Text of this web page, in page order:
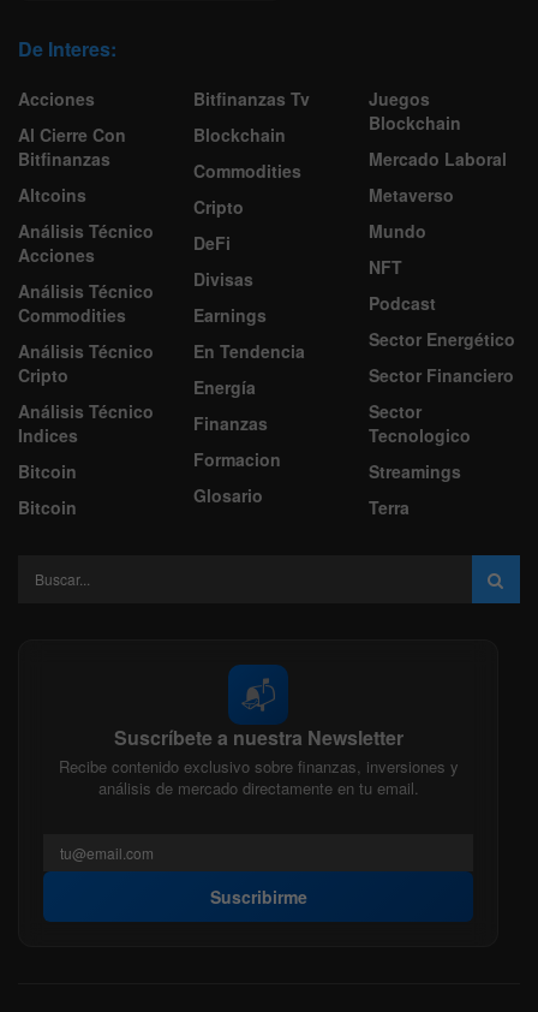
De Interes:
Acciones
Al Cierre Con
Bitfinanzas
Altcoins
Análisis Técnico
Acciones
Análisis Técnico
Commodities
Análisis Técnico
Cripto
Análisis Técnico
Indices
Bitcoin
Bitcoin
Bitfinanzas Tv
Blockchain
Commodities
Cripto
DeFi
Divisas
Earnings
En Tendencia
Energía
Finanzas
Formacion
Glosario
Juegos
Blockchain
Mercado Laboral
Metaverso
Mundo
NFT
Podcast
Sector Energético
Sector Financiero
Sector
Tecnologico
Streamings
Terra
📬
Suscríbete a nuestra Newsletter
Recibe contenido exclusivo sobre finanzas, inversiones y
análisis de mercado directamente en tu email.
Suscribirme